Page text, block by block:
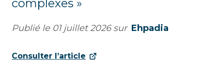
complexes »
Publié le 01 juillet 2026sur Ehpadia
Consulter l’article